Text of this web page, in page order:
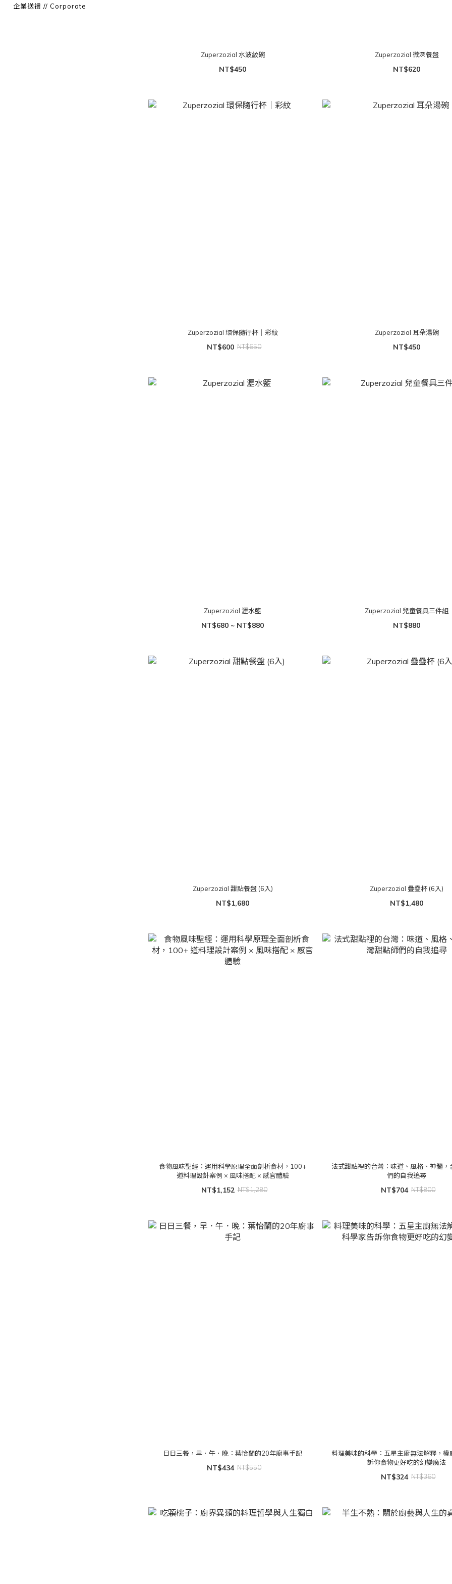
企業送禮 // Corporate
Zuperzozial 水波紋碗
NT$450
Zuperzozial 微深餐盤
NT$620
Zuperzozial 環保隨行杯｜彩紋
NT$600 NT$650
Zuperzozial 耳朵湯碗
NT$450
Zuperzozial 瀝水籃
NT$680 ~ NT$880
Zuperzozial 兒童餐具三件組
NT$880
Zuperzozial 甜點餐盤 (6入)
NT$1,680
Zuperzozial 疊疊杯 (6入)
NT$1,480
食物風味聖經：運用科學原理全面剖析食材，100+
道料理設計案例 × 風味搭配 × 感官體驗
NT$1,152 NT$1,280
法式甜點裡的台灣：味道、風格、神髓，
們的自我追尋
NT$704 NT$800
日日三餐，早．午．晚：葉怡蘭的20年廚事手記
NT$434 NT$550
料理美味的科學：五星主廚無法解釋，權
訴你食物更好吃的幻變魔法
NT$324 NT$360